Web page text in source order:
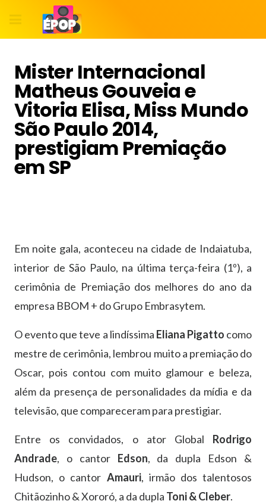
Mister Internacional
Matheus Gouveia e
Vitoria Elisa, Miss Mundo
São Paulo 2014,
prestigiam Premiação
em SP
Em noite gala, aconteceu na cidade de Indaiatuba,
interior de São Paulo, na última terça-feira (1º), a
cerimônia de Premiação dos melhores do ano da
empresa BBOM + do Grupo Embrasytem.
O evento que teve a lindíssima Eliana Pigatto como
mestre de cerimônia, lembrou muito a premiação do
Oscar, pois contou com muito glamour e beleza,
além da presença de personalidades da mídia e da
televisão, que compareceram para prestigiar.
Entre os convidados, o ator Global Rodrigo
Andrade, o cantor Edson, da dupla Edson &
Hudson, o cantor Amauri, irmão dos talentosos
Chitãozinho & Xororó, a da dupla Toni & Cleber.